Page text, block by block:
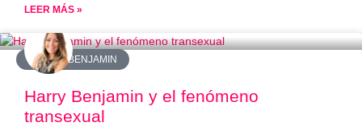
LEER MÁS »
#HARRYBENJAMIN
Harry Benjamin y el fenómeno
transexual